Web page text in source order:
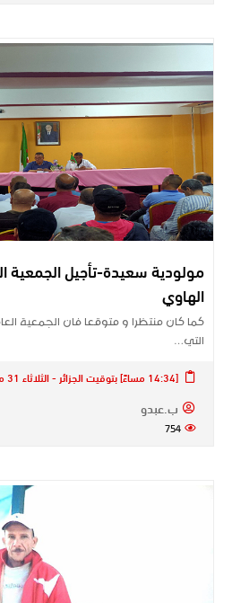
مولودية سعيدة-تأجيل الجمعية
الهاوي
كما كان منتظرا و متوقعا فان الجمعية
التي…
[14:34 مساءً] بتوقيت الجزائر - الثلاثاء 31 مايو 2022
ب.عبدو
754